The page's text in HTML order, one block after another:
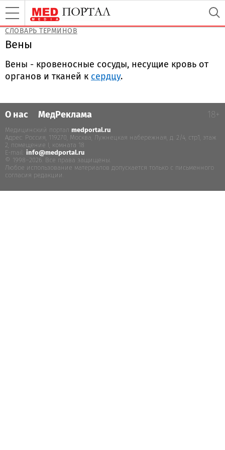
СЛОВАРЬ ТЕРМИНОВ
Вены
Вены - кровеносные сосуды, несущие кровь от
органов и тканей к сердцу.
О нас МедРеклама 18+
Медицинский портал medportal.ru
Адрес: Россия, 119270, Москва, Лужнецкая набережная, д. 2/4, стр.1, этаж
2, помещение I, комната 18
E-mail: info@medportal.ru
© 1998–2026. Все права защищены.
Любое использование материалов допускается только с письменного
согласия редакции.